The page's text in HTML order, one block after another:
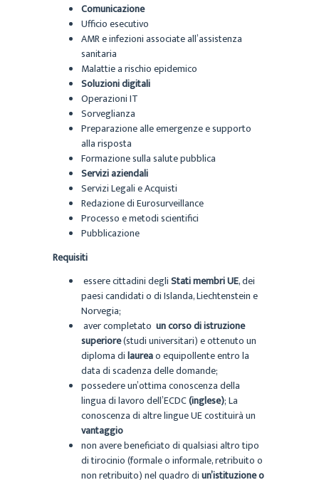
Comunicazione
Ufficio esecutivo
AMR e infezioni associate all’assistenza
sanitaria
Malattie a rischio epidemico
Soluzioni digitali
Operazioni IT
Sorveglianza
Preparazione alle emergenze e supporto
alla risposta
Formazione sulla salute pubblica
Servizi aziendali
Servizi Legali e Acquisti
Redazione di Eurosurveillance
Processo e metodi scientifici
Pubblicazione
Requisiti
essere cittadini degliStati membri UE, dei
paesi candidati o di Islanda, Liechtenstein e
Norvegia;
aver completato un corso di istruzione
superiore(studi universitari) e ottenuto un
diploma dilaureao equipollente entro la
data di scadenza delle domande;
possedere un’ottima conoscenza della
lingua di lavoro dell’ECDC(inglese); La
conoscenza di altre lingue UE costituirà un
vantaggio
non avere beneficiato di qualsiasi altro tipo
di tirocinio (formale o informale, retribuito o
non retribuito) nel quadro diun’istituzione o